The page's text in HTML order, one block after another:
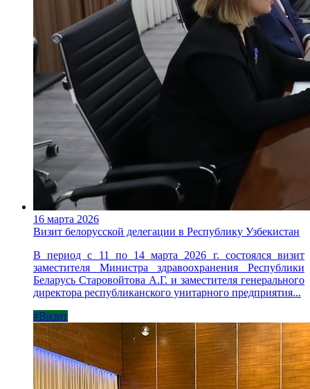
16 марта 2026
Визит белорусской делегации в Республику Узбекистан
В период с 11 по 14 марта 2026 г. состоялся визит
заместителя Министра здравоохранения Республики
Беларусь Старовойтова А.Г. и заместителя генерального
директора республиканского унитарного предприятия...
#Визит